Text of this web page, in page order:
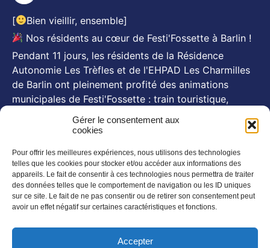
Gérer le consentement aux
cookies
Pour offrir les meilleures expériences, nous utilisons des technologies
telles que les cookies pour stocker et/ou accéder aux informations des
appareils. Le fait de consentir à ces technologies nous permettra de traiter
des données telles que le comportement de navigation ou les ID uniques
sur ce site. Le fait de ne pas consentir ou de retirer son consentement peut
avoir un effet négatif sur certaines caractéristiques et fonctions.
Accepter
[
Bien vieillir, ensemble]
Nos résidents au cœur de Festi'Fossette à Barlin !
Pendant 11 jours, les résidents de la Résidence
Autonomie Les Trèfles et de l'EHPAD Les Charmilles
de Barlin ont pleinement profité des animations
municipales de Festi'Fossette : train touristique,
festif du 26 juillet animé par Michel Pruvot, aux côtés
Photo
NOS NEWSLETTERS
En savoir plus
SUIVEZ NOUS SUR :